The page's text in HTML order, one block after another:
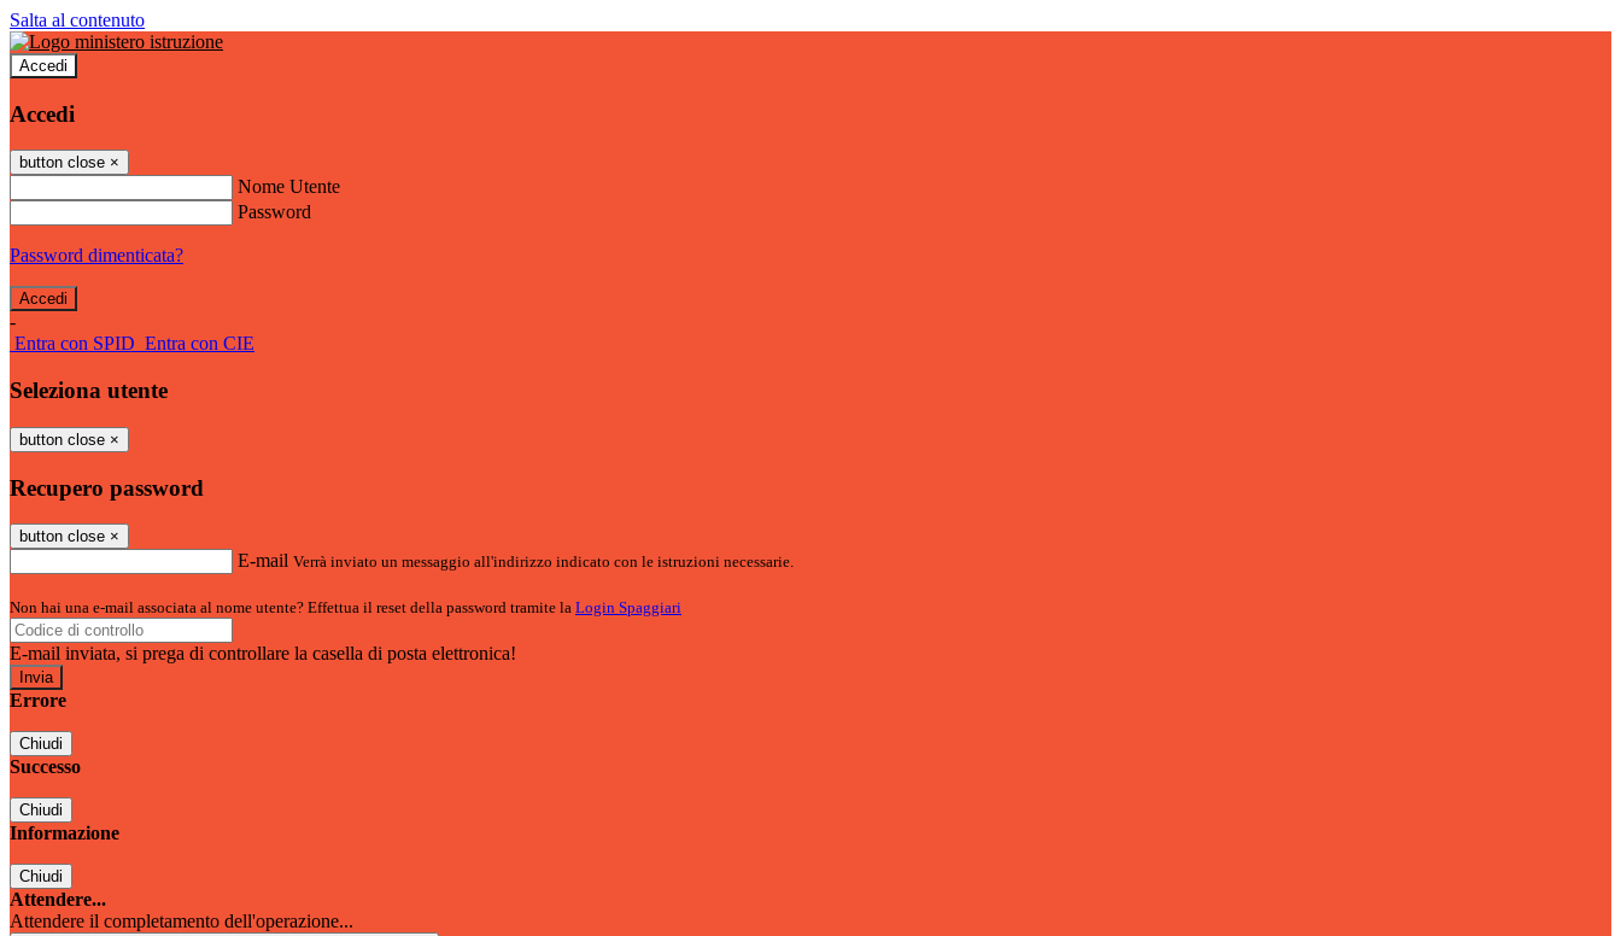
Salta al contenuto
Accedi
Accedi
button close ×
Nome Utente
Password
Password dimenticata?
-
Entra con SPID Entra con CIE
Seleziona utente
button close ×
Recupero password
button close ×
E-mail Verrà inviato un messaggio all'indirizzo indicato con le istruzioni necessarie.
Non hai una e-mail associata al nome utente? Effettua il reset della password tramite la Login Spaggiari
E-mail inviata, si prega di controllare la casella di posta elettronica!
Errore
Chiudi
Successo
Chiudi
Informazione
Chiudi
Attendere...
Attendere il completamento dell'operazione...